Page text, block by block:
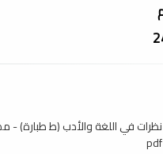
نظرات في اللغة والأدب (ط طبارة) -
pdf